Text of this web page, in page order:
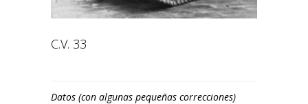
C.V. 33
Datos (con algunas pequeñas correcciones)